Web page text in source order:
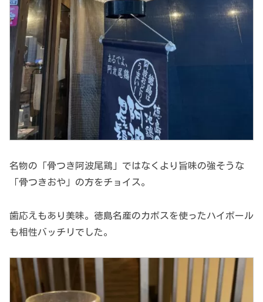
名物の「骨つき阿波尾鶏」ではなくより旨味の強そうな
「骨つきおや」の方をチョイス。
歯応えもあり美味。徳島名産のカボスを使ったハイボール
も相性バッチリでした。